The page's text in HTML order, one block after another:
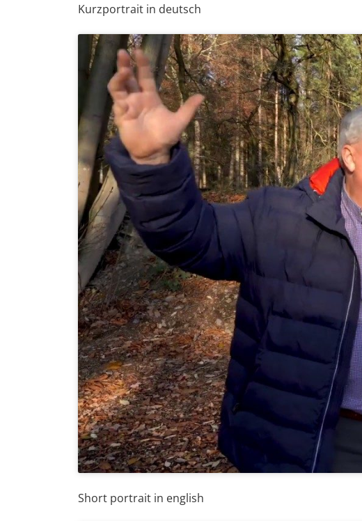
Kurzportrait in deutsch
Short portrait in english